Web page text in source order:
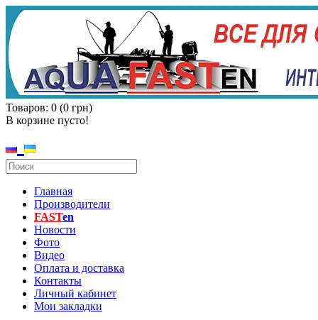
Товаров: 0 (0 грн)
В корзине пусто!
Главная
Производители
FASTen
Новости
Фото
Видео
Оплата и доставка
Контакты
Личный кабинет
Мои закладки